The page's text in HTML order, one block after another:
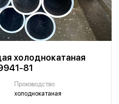
холоднокатаная
81
Производство
холоднокатаная